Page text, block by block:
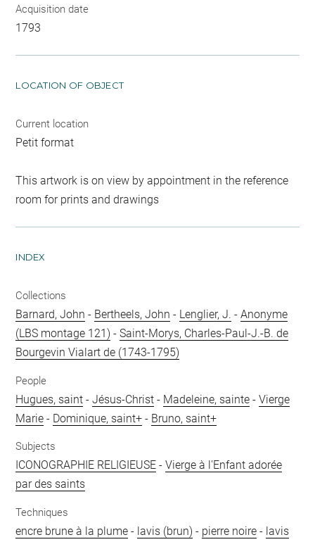
Acquisition date
1793
LOCATION OF OBJECT
Current location
Petit format
This artwork is on view by appointment in the reference
room for prints and drawings
INDEX
Collections
Barnard, John - Bertheels, John - Lenglier, J. -Anonyme
(LBS montage 121) -Saint-Morys, Charles-Paul-J.-B. de
Bourgevin Vialart de (1743-1795)
People
Hugues, saint -Jésus-Christ - Madeleine, sainte -Vierge
Marie - Dominique, saint+ - Bruno, saint+
Subjects
ICONOGRAPHIE RELIGIEUSE -Vierge à l'Enfant adorée
par des saints
Techniques
encre brune à la plume - lavis (brun) - pierre noire - lavis